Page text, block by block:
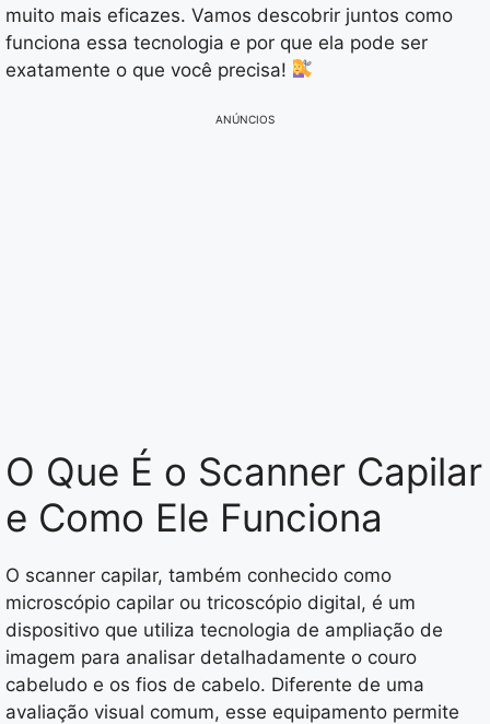
muito mais eficazes. Vamos descobrir juntos como
funciona essa tecnologia e por que ela pode ser
exatamente o que você precisa!
ANÚNCIOS
O Que É o Scanner Capilar
e Como Ele Funciona
O scanner capilar, também conhecido como
microscópio capilar ou tricoscópio digital, é um
dispositivo que utiliza tecnologia de ampliação de
imagem para analisar detalhadamente o couro
cabeludo e os fios de cabelo. Diferente de uma
avaliação visual comum, esse equipamento permite